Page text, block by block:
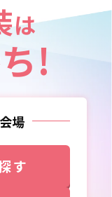
は
!
場
す